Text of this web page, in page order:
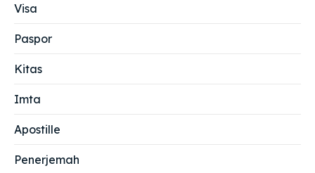
Visa
Paspor
Kitas
Imta
Apostille
Penerjemah